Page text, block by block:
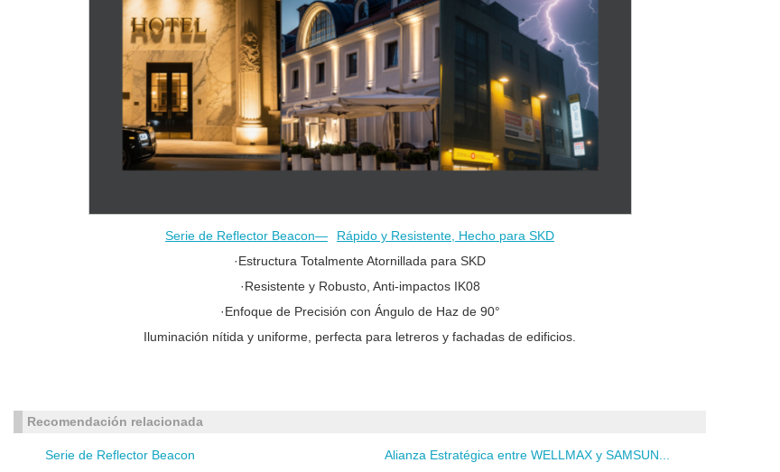
Serie de Reflector Beacon—
Rápido y Resistente, Hecho para SKD
·Estructura Totalmente Atornillada para SKD
·Resistente y Robusto, Anti-impactos IK08
·Enfoque de Precisión con Ángulo de Haz de 90°
Iluminación nítida y uniforme, perfecta para letreros y fachadas de edificios.
Recomendación relacionada
Serie de Reflector Beacon
Alianza Estratégica entre WELLMAX y SAMSUN...